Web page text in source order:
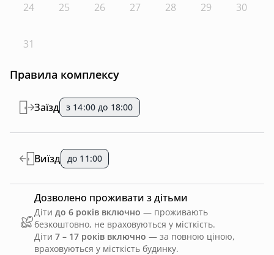
24 25 26 27 28 29 30
31
Правила комплексу
Заїзд з 14:00 до 18:00
Виїзд до 11:00
Дозволено проживати з дітьми
Діти до 6 років включно — проживають
безкоштовно, не враховуються у місткість.
Діти 7 – 17 років включно — за повною ціною,
враховуються у місткість будинку.